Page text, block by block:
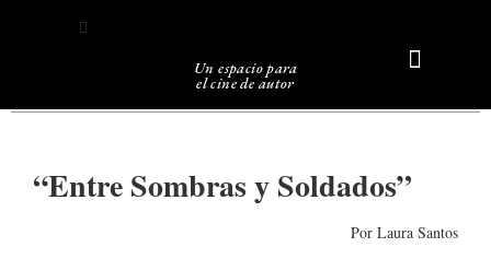
Un espacio para
el cine de autor
“Entre Sombras y Soldados”
Por Laura Santos